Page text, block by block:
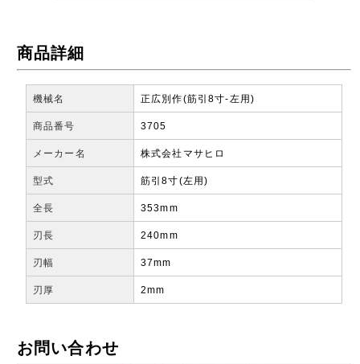
商品詳細
機械名 正広別作(筋引8寸-左用)
商品番号 3705
メーカー名 株式会社マサヒロ
型式 筋引8寸(左用)
全長 353mm
刃長 240mm
刃幅 37mm
刃厚 2mm
お問い合わせ